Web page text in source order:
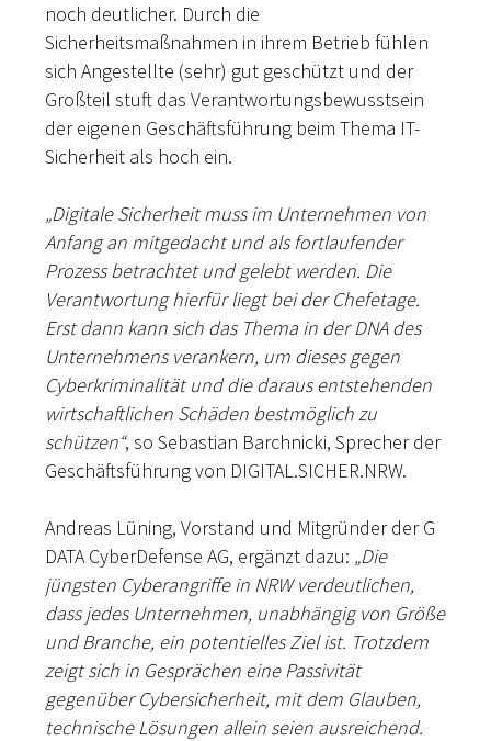
noch deutlicher. Durch die
Sicherheitsmaßnahmen in ihrem Betrieb fühlen
sich Angestellte (sehr) gut geschützt und der
Großteil stuft das Verantwortungsbewusstsein
der eigenen Geschäftsführung beim Thema IT-
Sicherheit als hoch ein.
„Digitale Sicherheit muss im Unternehmen von
Anfang an mitgedacht und als fortlaufender
Prozess betrachtet und gelebt werden. Die
Verantwortung hierfür liegt bei der Chefetage.
Erst dann kann sich das Thema in der DNA des
Unternehmens verankern, um dieses gegen
Cyberkriminalität und die daraus entstehenden
wirtschaftlichen Schäden bestmöglich zu
schützen“, so Sebastian Barchnicki, Sprecher der
Geschäftsführung von DIGITAL.SICHER.NRW.
Andreas Lüning, Vorstand und Mitgründer der G
DATA CyberDefense AG, ergänzt dazu: „Die
jüngsten Cyberangriffe in NRW verdeutlichen,
dass jedes Unternehmen, unabhängig von Größe
und Branche, ein potentielles Ziel ist. Trotzdem
zeigt sich in Gesprächen eine Passivität
gegenüber Cybersicherheit, mit dem Glauben,
technische Lösungen allein seien ausreichend.